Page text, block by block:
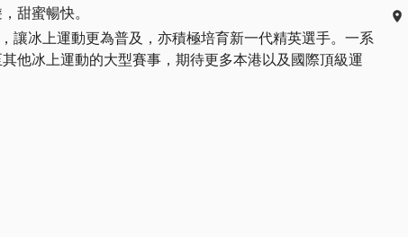
甜蜜暢快。
讓冰上運動更為普及，亦積極培育新一代精英選手。一系
他冰上運動的大型賽事，期待更多本港以及國際頂級運